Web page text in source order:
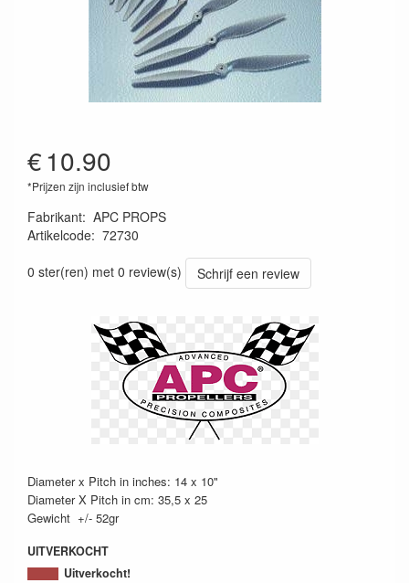
€10.90
*Prijzen zijn inclusief btw
Fabrikant: APC PROPS
Artikelcode: 72730
0 ster(ren) met 0 review(s)
Schrijf een review
Diameter x Pitch in inches: 14 x 10"
Diameter X Pitch in cm: 35,5 x 25
Gewicht +/- 52gr
UITVERKOCHT
Uitverkocht!